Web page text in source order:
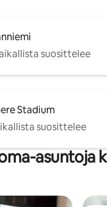
suosittelee
Stadium
suosittelee
asuntoja